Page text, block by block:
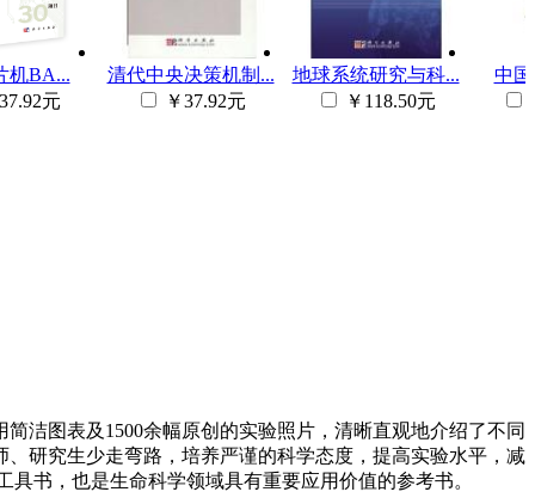
机BA...
元
清代中央决策机制...
￥37.92元
地球系统研究与科...
￥118.50元
中
图表及1500余幅原创的实验照片，清晰直观地介绍了不同
研究生少走弯路，培养严谨的科学态度，提高实验水平，减
书，也是生命科学领域具有重要应用价值的参考书。